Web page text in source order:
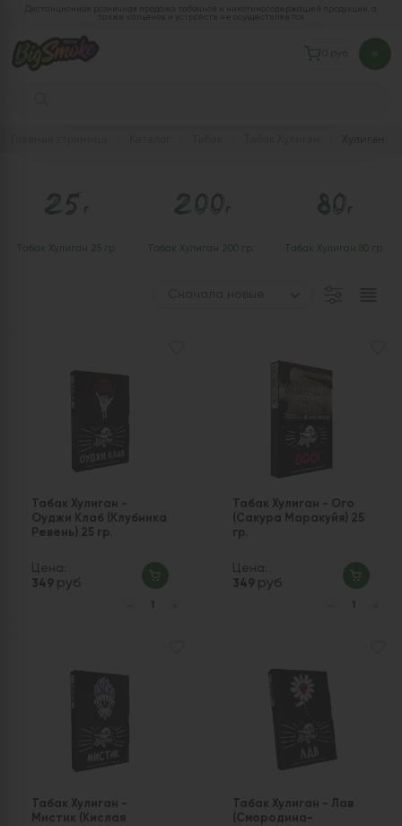
Табак Хулиган 25 гр. Табак Хулиган 200 гр. Табак Хулиган 80 гр.
Табак Хулиган -
Оуджи Клаб (Клубника
Ревень) 25 гр.
Цена:
349 руб
Табак Хулиган - Ого
(Сакура Маракуйя) 25
гр.
Цена:
349 руб
Табак Хулиган -
Мистик (Кислая
Табак Хулиган - Лав
(Смородина-